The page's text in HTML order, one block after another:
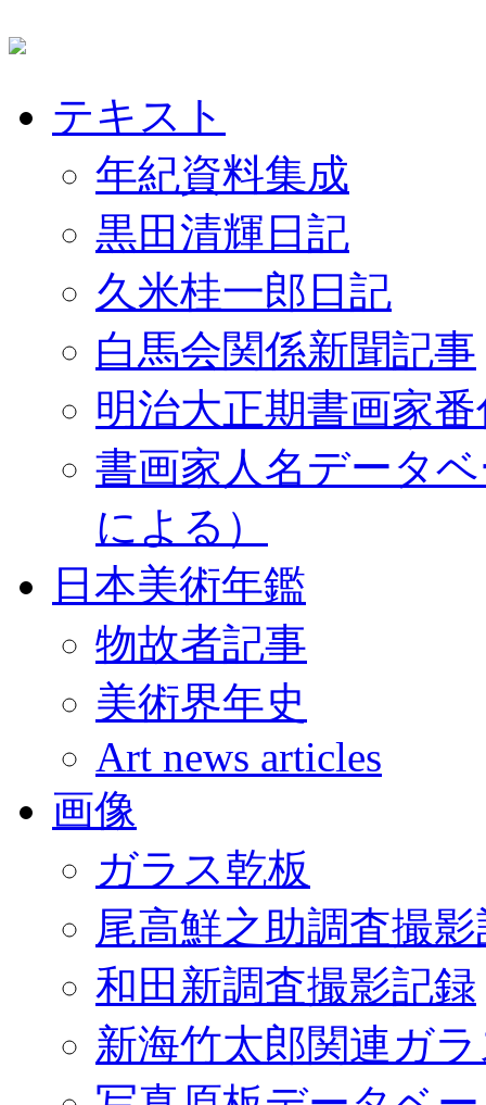
テキスト
年紀資料集成
黒田清輝日記
久米桂一郎日記
白馬会関係新聞記事
明治大正期書画家
書画家人名データ
による）
日本美術年鑑
物故者記事
美術界年史
Art news articles
画像
ガラス乾板
尾高鮮之助調査撮
和田新調査撮影記録
新海竹太郎関連ガ